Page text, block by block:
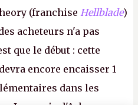
(franchise Hellblade)
acheteurs n'a pas
que le début : cette
encore encaisser 1
dans les